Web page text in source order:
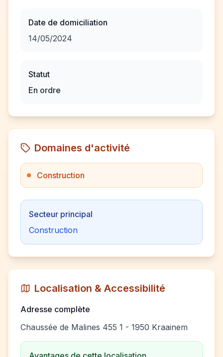
Date de domiciliation
14/05/2024
Statut
En ordre
Domaines d'activité
Construction
Secteur principal
Construction
Localisation & Accessibilité
Adresse complète
Chaussée de Malines 455 1 - 1950 Kraainem